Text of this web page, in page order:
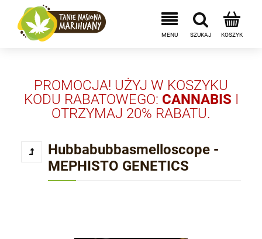
PROMOCJA! UŻYJ W KOSZYKU
KODU RABATOWEGO: CANNABIS I
OTRZYMAJ 20% RABATU.
Hubbabubbasmelloscope -
MEPHISTO GENETICS